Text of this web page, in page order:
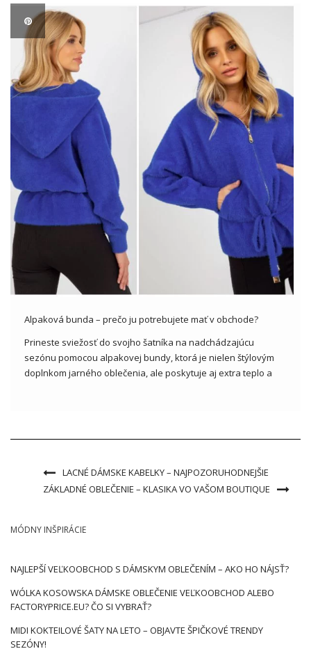
Alpaková bunda – prečo ju potrebujete mať v obchode?
Prineste sviežosť do svojho šatníka na nadchádzajúcu
sezónu pomocou alpakovej bundy, ktorá je nielen štýlovým
doplnkom jarného oblečenia, ale poskytuje aj extra teplo a
LACNÉ DÁMSKE KABELKY – NAJPOZORUHODNEJŠIE
ZÁKLADNÉ OBLEČENIE – KLASIKA VO VAŠOM BOUTIQUE
MÓDNY INŠPIRÁCIE
NAJLEPŠÍ VEĽKOOBCHOD S DÁMSKYM OBLEČENÍM – AKO HO NÁJSŤ?
WÓLKA KOSOWSKA DÁMSKE OBLEČENIE VEĽKOOBCHOD ALEBO
FACTORYPRICE.EU? ČO SI VYBRAŤ?
MIDI KOKTEILOVÉ ŠATY NA LETO – OBJAVTE ŠPIČKOVÉ TRENDY
SEZÓNY!